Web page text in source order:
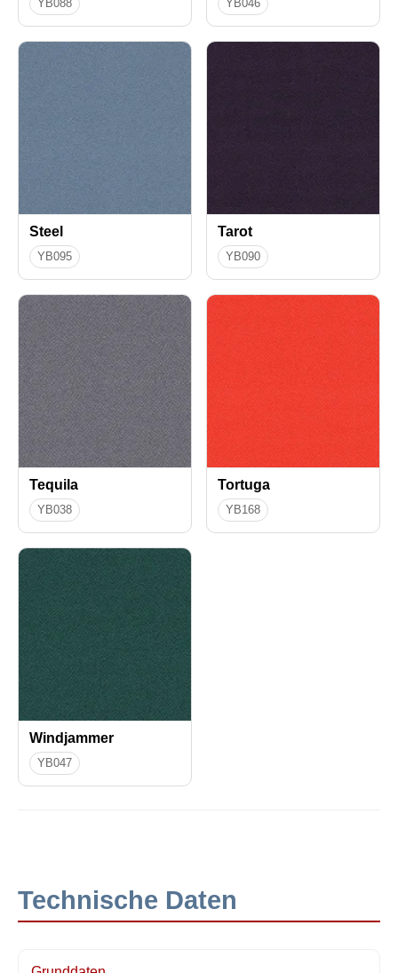
YB088 YB046
Steel
YB095
Tarot
YB090
Tequila
YB038
Tortuga
YB168
Windjammer
YB047
Technische Daten